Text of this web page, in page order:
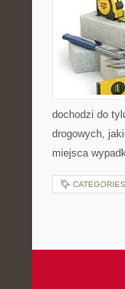
dochodzi do
drogowych,
miejsca